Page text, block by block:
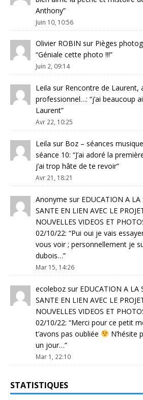
Anthony”
Juin 10, 10:56
Olivier ROBIN sur Pièges
“Géniale cette photo !!!”
Juin 2, 09:14
Leila sur Rencontre de Laurent,
professionnel…: “j’ai beaucoup
Laurent”
Avr 22, 10:25
Leila sur Boz – séances
séance 10: “J’ai adoré la
j’ai trop hâte de te revoir”
Avr 21, 18:21
Anonyme sur EDUCATION A LA
SANTE EN LIEN AVEC LE
NOUVELLES VIDEOS ET
02/10/22: “Pui oui je vais
vous voir ; personnellement je
dubois…”
Mar 15, 14:26
ecoleboz sur EDUCATION A LA
SANTE EN LIEN AVEC LE
NOUVELLES VIDEOS ET
02/10/22: “Merci pour ce petit
t’avons pas oubliée
N’hésite
un jour…”
Mar 1, 22:10
STATISTIQUES